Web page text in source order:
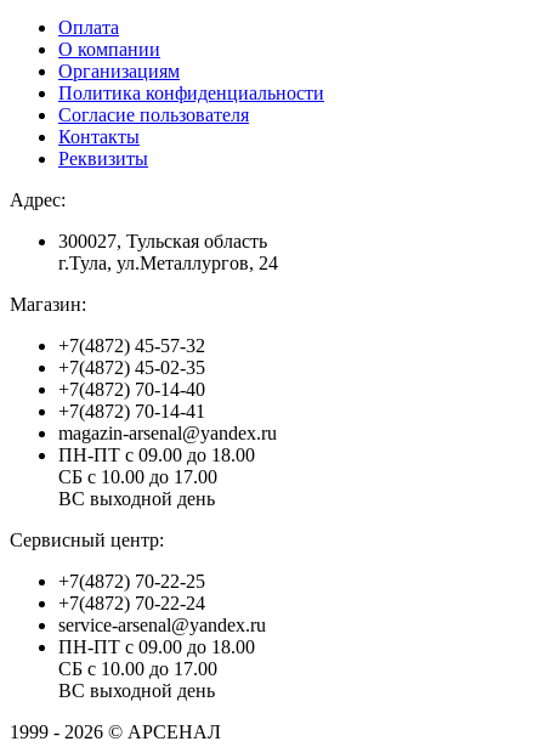
Оплата
О компании
Организациям
Политика конфиденциальности
Согласие пользователя
Контакты
Реквизиты
Адрес:
300027, Тульская область
г.Тула, ул.Металлургов, 24
Магазин:
+7(4872) 45-57-32
+7(4872) 45-02-35
+7(4872) 70-14-40
+7(4872) 70-14-41
magazin-arsenal@yandex.ru
ПН-ПТ с 09.00 до 18.00
СБ с 10.00 до 17.00
ВС выходной день
Сервисный центр:
+7(4872) 70-22-25
+7(4872) 70-22-24
service-arsenal@yandex.ru
ПН-ПТ с 09.00 до 18.00
СБ с 10.00 до 17.00
ВС выходной день
1999 - 2026 © АРСЕНАЛ